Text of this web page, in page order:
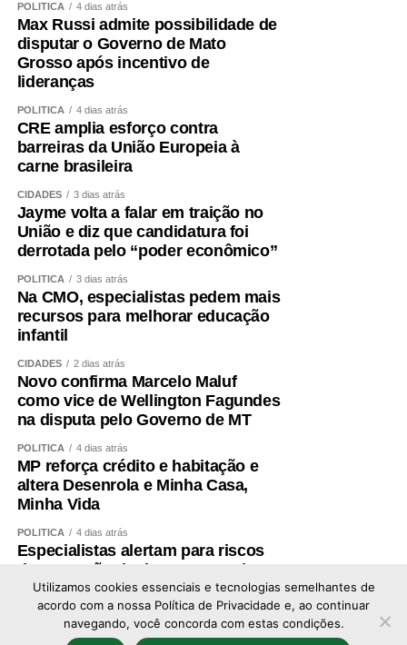
O primeiro passo é avaliar mais do que o peso.
Circunferência abdominal, composição corporal, força de
preensão, velocidade da marcha, capacidade funcional e
exames cardiometabólicos ajudam a identificar riscos que
o IMC isolado não mostra.
O treinamento de força deve ocupar posição central.
Caminhar é importante, mas pode não ser suficiente para
preservar ou recuperar massa muscular. Exercícios
resistidos, progressivos e individualizados são
fundamentais.
A alimentação também precisa garantir quantidade
adequada de proteínas e energia, distribuídas ao longo
do dia e ajustadas à idade, função renal, rotina e
condição clínica.
Além disso, é essencial tratar fatores que aceleram a
perda muscular e o envelhecimento vascular, como
sedentarismo, diabetes, hipertensão, alterações do sono,
tabagismo e obesidade visceral.
Envelhecer bem ,exige
preservar força
pode ser fragmentado. Peso, metabolismo, coração,
músculo e cérebro fazem parte do mesmo sistema.
POLÍTICA 4 dias atrás
Max Russi admite possibilidade de
disputar o Governo de Mato
Grosso após incentivo de
lideranças
POLÍTICA 4 dias atrás
CRE amplia esforço contra
barreiras da União Europeia à
carne brasileira
CIDADES 3 dias atrás
Jayme volta a falar em traição no
União e diz que candidatura foi
derrotada pelo “poder econômico”
POLÍTICA 3 dias atrás
Na CMO, especialistas pedem mais
recursos para melhorar educação
infantil
CIDADES 2 dias atrás
Novo confirma Marcelo Maluf
como vice de Wellington Fagundes
na disputa pelo Governo de MT
POLÍTICA 4 dias atrás
MP reforça crédito e habitação e
altera Desenrola e Minha Casa,
Minha Vida
POLÍTICA 4 dias atrás
Especialistas alertam para riscos
de expansão de data centers de IA
no Brasil
Utilizamos cookies essenciais e tecnologias semelhantes de
acordo com a nossa Política de Privacidade e, ao continuar
navegando, você concorda com estas condições.